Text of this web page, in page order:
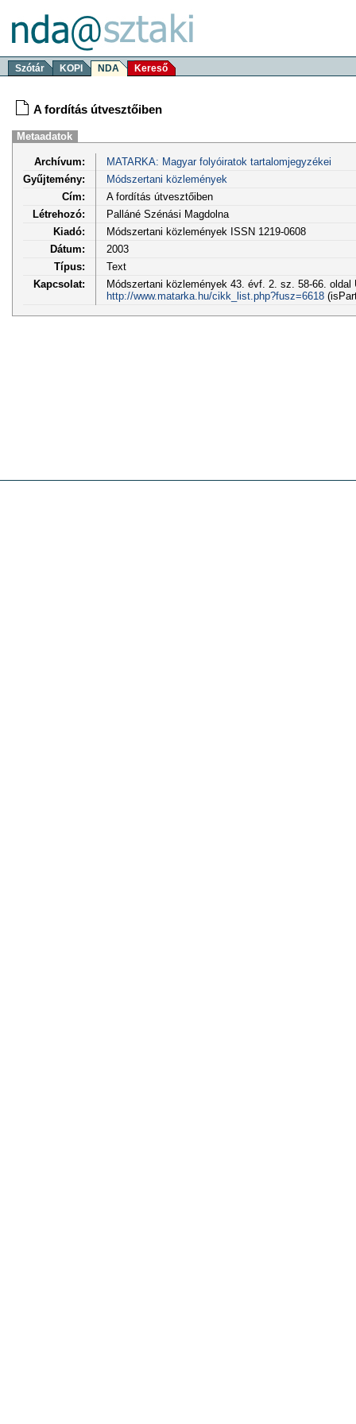
Szótár KOPI NDA Kereső
A fordítás útvesztőiben
Metaadatok
Archívum:
MATARKA: Magyar folyóiratok tartalomjegyzékei
Gyűjtemény:
Módszertani közlemények
Cím:
A fordítás útvesztőiben
Létrehozó:
Palláné Szénási Magdolna
Kiadó:
Módszertani közlemények ISSN 1219-0608
Dátum:
2003
Típus:
Text
Kapcsolat:
Módszertani közlemények 43. évf. 2. sz. 58-66. oldal
http://www.matarka.hu/cikk_list.php?fusz=6618